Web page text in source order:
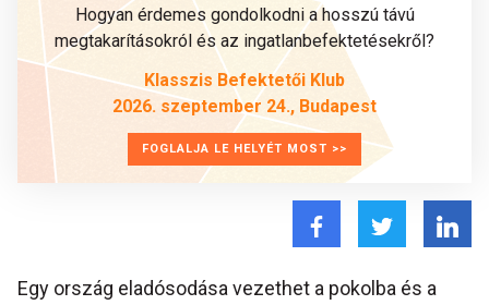
Hogyan érdemes gondolkodni a hosszú távú
megtakarításokról és az ingatlanbefektetésekről?
Klasszis Befektetői Klub
2026. szeptember 24., Budapest
FOGLALJA LE HELYÉT MOST >>
Egy ország eladósodása vezethet a pokolba és a